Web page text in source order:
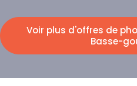
Voir plus d'offres de
Basse-